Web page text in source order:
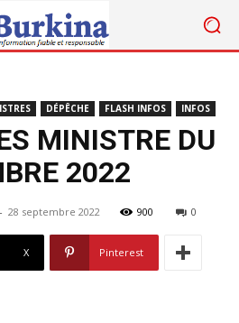
DÉPÊCHE FLASH INFOS INFOS
MINISTRE DU
2022
- 28 septembre 2022 900 0
X Pinterest